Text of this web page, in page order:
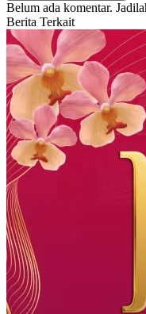
Belum ada komentar.
Berita Terkait